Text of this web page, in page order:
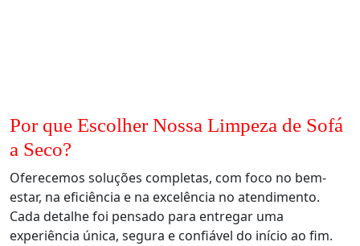
Por que Escolher Nossa Limpeza de Sofá
a Seco?
Oferecemos soluções completas, com foco no bem-
estar, na eficiência e na excelência no atendimento.
Cada detalhe foi pensado para entregar uma
experiência única, segura e confiável do início ao fim.